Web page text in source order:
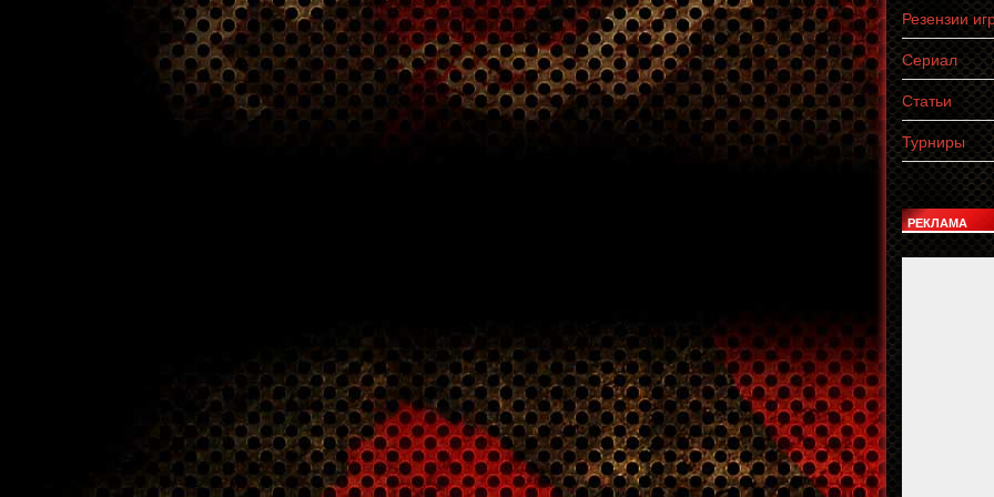
Резензии
Сериал
Статьи
Турниры
РЕКЛАМА